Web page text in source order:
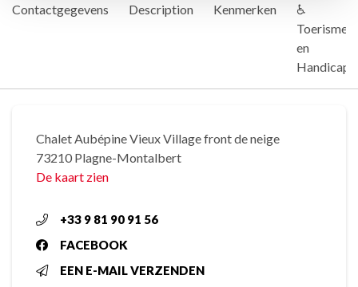
Contactgegevens Description Kenmerken
♿
Toerisme
en
Handicap
Chalet Aubépine Vieux Village front de neige
73210 Plagne-Montalbert
De kaart zien
+33 9 81 90 91 56
FACEBOOK
EEN E-MAIL VERZENDEN